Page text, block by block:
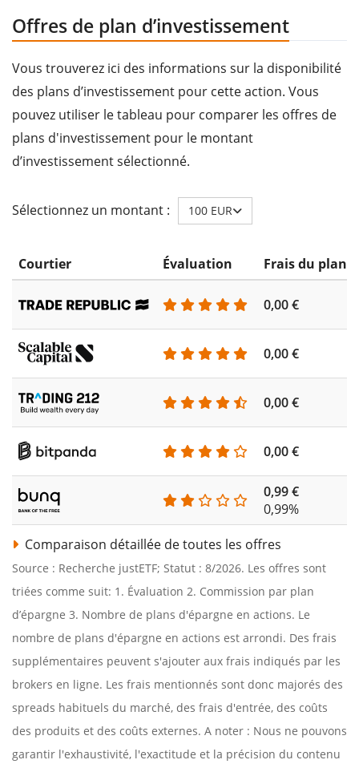
Offres de plan d’investissement
Vous trouverez ici des informations sur la disponibilité
des plans d’investissement pour cette action. Vous
pouvez utiliser le tableau pour comparer les offres de
plans d'investissement pour le montant
d’investissement sélectionné.
Sélectionnez un montant : 100 EUR
Courtier Évaluation Frais du plan
0,00 €
0,00 €
0,00 €
0,00 €
0,99 €
0,99%
Comparaison détaillée de toutes les offres
Source : Recherche justETF; Statut : 8/2026. Les offres sont
triées comme suit: 1. Évaluation 2. Commission par plan
d’épargne 3. Nombre de plans d'épargne en actions. Le
nombre de plans d'épargne en actions est arrondi. Des frais
supplémentaires peuvent s'ajouter aux frais indiqués par les
brokers en ligne. Les frais mentionnés sont donc majorés des
spreads habituels du marché, des frais d'entrée, des coûts
des produits et des coûts externes. A noter : Nous ne pouvons
garantir l'exhaustivité, l'exactitude et la précision du contenu